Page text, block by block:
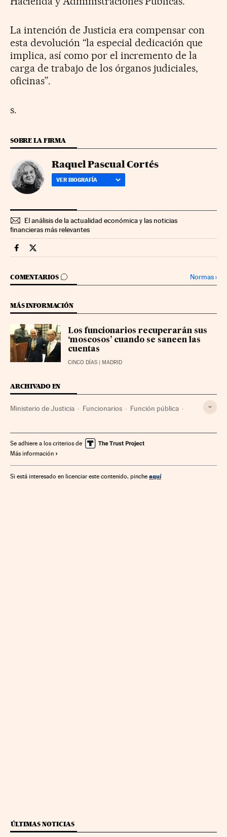
La intención de Justicia era compensar con
esta devolución “la especial dedicación que
implica, así como por el incremento de la
carga de trabajo de los órganos judiciales,
oficinas”.
s.
SOBRE LA FIRMA
Raquel Pascual Cortés
VER BIOGRAFÍA
El análisis de la actualidad económica y las noticias
financieras más relevantes
Economia Cinco Días en Facebook
Economia Cinco Días en Twitter
COMENTARIOS
IR A LOS COMENTARIOS Normas›
MÁS INFORMACIÓN
Los funcionarios recuperarán sus
‘moscosos’ cuando se saneen las
cuentas
CINCO DÍAS | MADRID
ARCHIVADO EN
Ministerio de Justicia Funcionarios Función pública
Economía Administración pública Trabajo
Se adhiere a los criterios de
Más información
Si está interesado en licenciar este contenido, pinche aquí
ÚLTIMAS NOTICIAS